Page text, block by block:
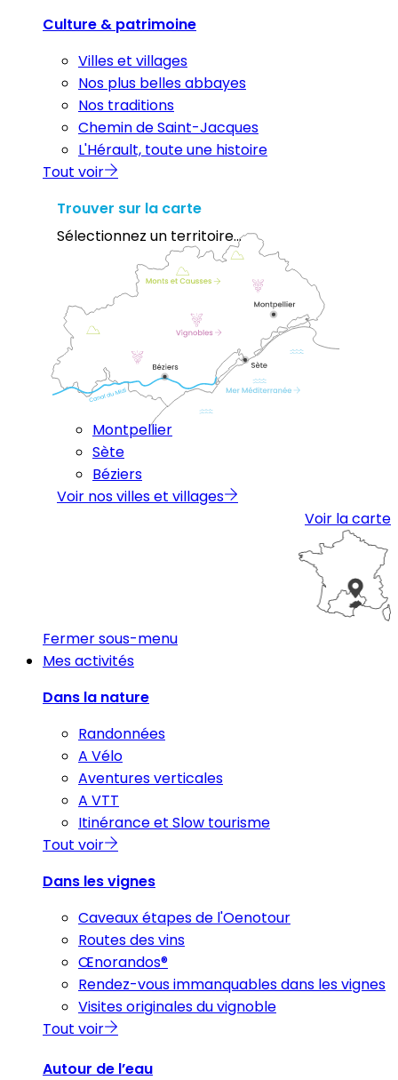
Culture & patrimoine
Villes et villages
Nos plus belles abbayes
Nos traditions
Chemin de Saint-Jacques
L'Hérault, toute une histoire
Tout voir
Trouver sur la carte
Sélectionnez un territoire...
Montpellier
Sète
Béziers
Voir nos villes et villages
Voir la carte
Fermer sous-menu
Mes activités
Dans la nature
Randonnées
A Vélo
Aventures verticales
A VTT
Itinérance et Slow tourisme
Tout voir
Dans les vignes
Caveaux étapes de l'Oenotour
Routes des vins
Œnorandos®
Rendez-vous immanquables dans les vignes
Visites originales du vignoble
Tout voir
Autour de l’eau